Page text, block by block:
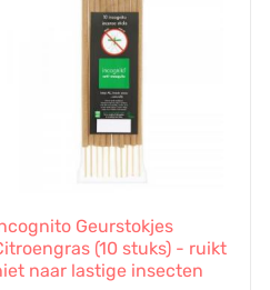
Geurstokjes
(10 stuks) - ruikt
naar lastige insecten